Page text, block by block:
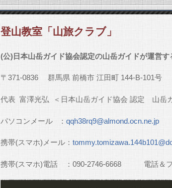
登山教室「山旅クラブ」
(公)日本山岳ガイド協会認定の山岳ガイドが運営す
〒 371-0836 群馬県 前橋市 江田町 144-B-101号
代表 富澤光弘 ＜日本山岳ガイド協会 認定 山岳
パソコンメール ： qqh38rq9@almond.ocn.ne.jp
携帯(スマホ)メール：
携帯(スマホ)電話 ： 090-2746-6668電話＆ファ